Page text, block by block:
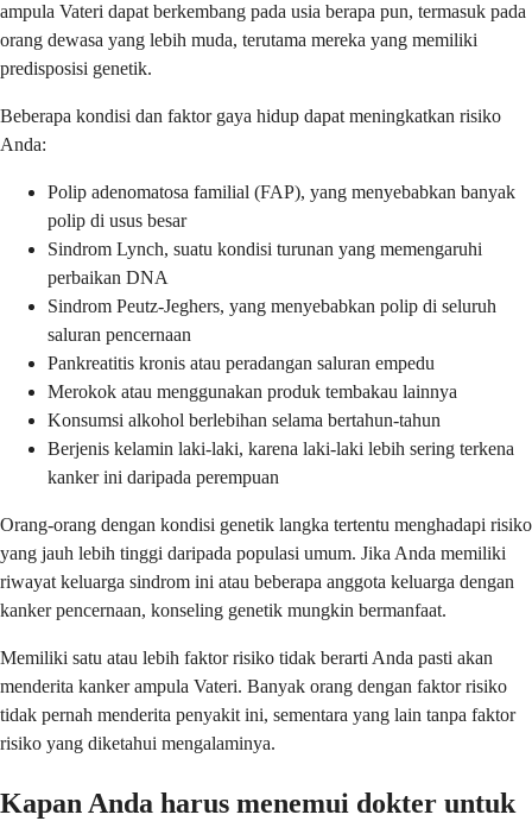
ampula Vateri dapat berkembang pada usia berapa pun, termasuk pada
orang dewasa yang lebih muda, terutama mereka yang memiliki
predisposisi genetik.
Beberapa kondisi dan faktor gaya hidup dapat meningkatkan risiko
Anda:
Polip adenomatosa familial (FAP), yang menyebabkan banyak
polip di usus besar
Sindrom Lynch, suatu kondisi turunan yang memengaruhi
perbaikan DNA
Sindrom Peutz-Jeghers, yang menyebabkan polip di seluruh
saluran pencernaan
Pankreatitis kronis atau peradangan saluran empedu
Merokok atau menggunakan produk tembakau lainnya
Konsumsi alkohol berlebihan selama bertahun-tahun
Berjenis kelamin laki-laki, karena laki-laki lebih sering terkena
kanker ini daripada perempuan
Orang-orang dengan kondisi genetik langka tertentu menghadapi risiko
yang jauh lebih tinggi daripada populasi umum. Jika Anda memiliki
riwayat keluarga sindrom ini atau beberapa anggota keluarga dengan
kanker pencernaan, konseling genetik mungkin bermanfaat.
Memiliki satu atau lebih faktor risiko tidak berarti Anda pasti akan
menderita kanker ampula Vateri. Banyak orang dengan faktor risiko
tidak pernah menderita penyakit ini, sementara yang lain tanpa faktor
risiko yang diketahui mengalaminya.
Kapan Anda harus menemui dokter untuk